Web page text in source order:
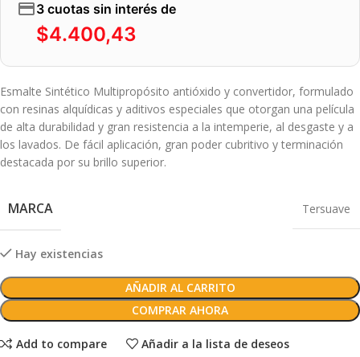
3 cuotas sin interés de
$4.400,43
Esmalte Sintético Multipropósito antióxido y convertidor, formulado
con resinas alquídicas y aditivos especiales que otorgan una película
de alta durabilidad y gran resistencia a la intemperie, al desgaste y a
los lavados. De fácil aplicación, gran poder cubritivo y terminación
destacada por su brillo superior.
MARCA Tersuave
Hay existencias
AÑADIR AL CARRITO
COMPRAR AHORA
Add to compare Añadir a la lista de deseos